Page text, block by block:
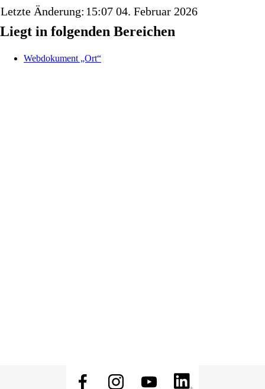
Letzte Änderung: 15:07 04. Februar 2026
Liegt in folgenden Bereichen
Webdokument „Ort“